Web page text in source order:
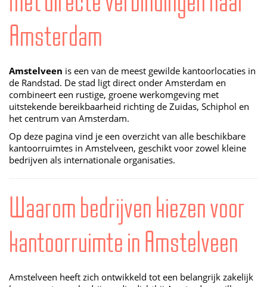
Amsterdam
Amstelveen is een van de meest gewilde kantoorlocaties in
de Randstad. De stad ligt direct onder Amsterdam en
combineert een rustige, groene werkomgeving met
uitstekende bereikbaarheid richting de Zuidas, Schiphol en
het centrum van Amsterdam.
Op deze pagina vind je een overzicht van alle beschikbare
kantoorruimtes in Amstelveen, geschikt voor zowel kleine
bedrijven als internationale organisaties.
Waarom bedrijven kiezen voor
kantoorruimte in Amstelveen
Amstelveen heeft zich ontwikkeld tot een belangrijk zakelijk